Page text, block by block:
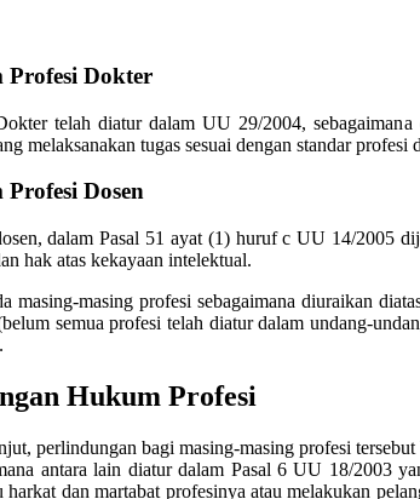
Dokter
telah diatur dalam UU 29/2004,
melaksanakan tugas sesuai dengan standar profesi
Dosen
dalam Pasal 51 ayat (1) huruf c UU 14/2005
hak atas kekayaan intelektual.
masing-masing profesi sebagaimana diuraikan
semua profesi telah diatur dalam undang-
Hukum Profesi
perlindungan bagi masing-masing profesi
antara lain diatur dalam Pasal 6 UU 18/2003
dan martabat profesinya atau melakukan